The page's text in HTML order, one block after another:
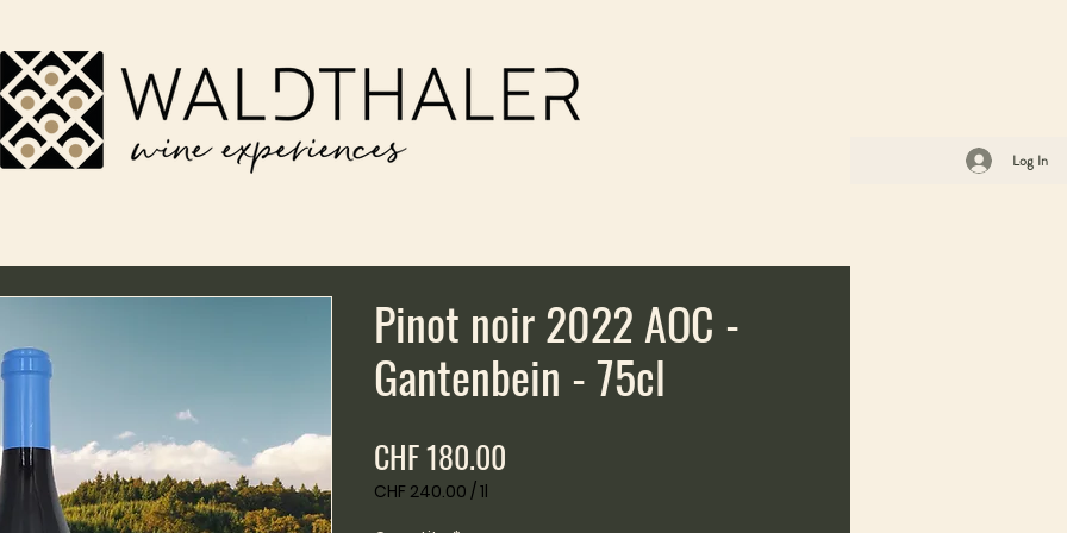
Log In
Pinot noir 2022 AOC -
Gantenbein - 75cl
CHF 180.00
CHF 240.00 /1l